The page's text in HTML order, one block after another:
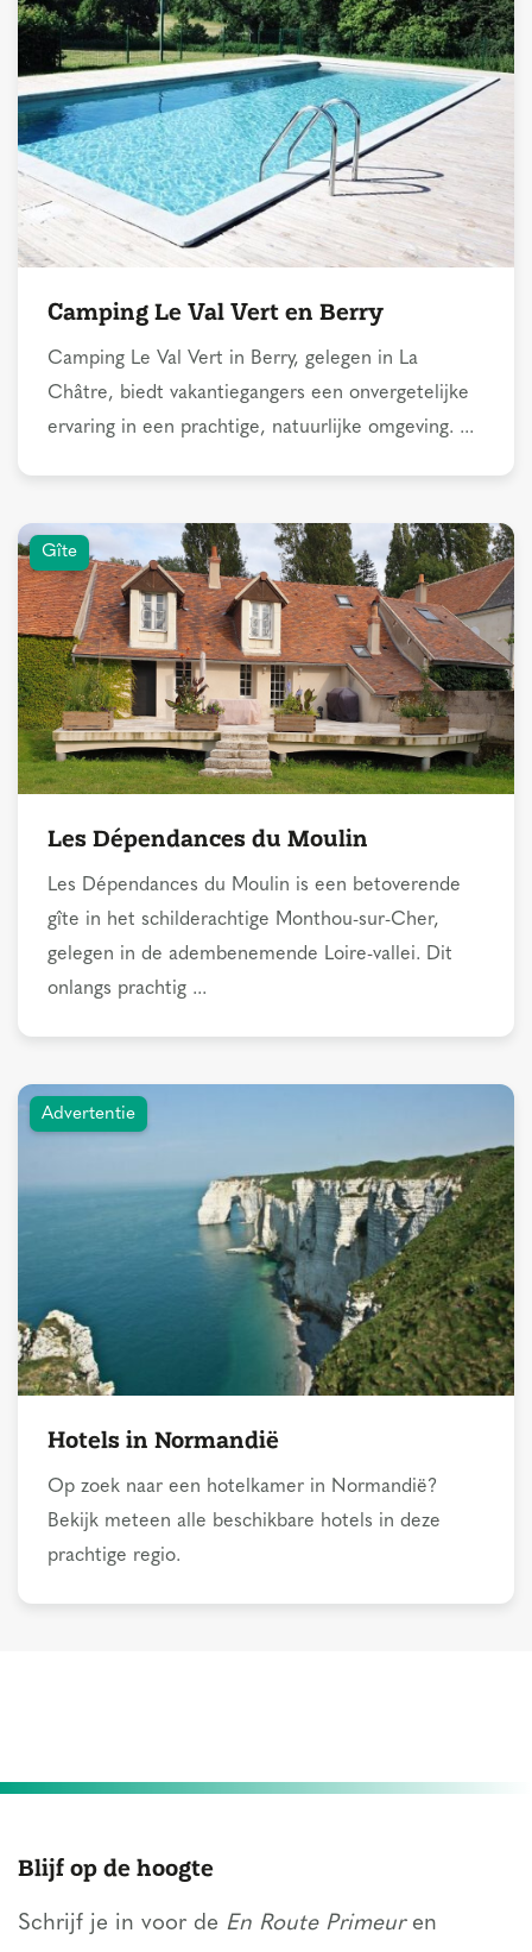
Camping Le Val Vert en Berry
Camping Le Val Vert in Berry, gelegen in La
Châtre, biedt vakantiegangers een onvergetelijke
ervaring in een prachtige, natuurlijke omgeving. ...
Gîte
Les Dépendances du Moulin
Les Dépendances du Moulin is een betoverende
gîte in het schilderachtige Monthou-sur-Cher,
gelegen in de adembenemende Loire-vallei. Dit
onlangs prachtig ...
Advertentie
Hotels in Normandië
Op zoek naar een hotelkamer in Normandië?
Bekijk meteen alle beschikbare hotels in deze
prachtige regio.
Blijf op de hoogte
Schrijf je in voor de En Route Primeuren